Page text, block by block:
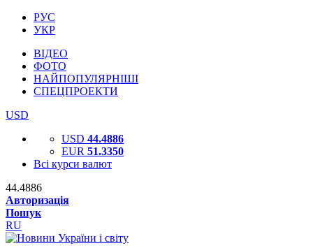
РУС
УКР
ВІДЕО
ФОТО
НАЙПОПУЛЯРНІШІ
СПЕЦПРОЕКТИ
USD
USD 44.4886
EUR 51.3350
Всі курси валют
44.4886
Авторизація
Пошук
RU